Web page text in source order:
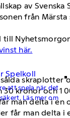
Spelkoll
att spela när det
Läs mer om
av
från
här.
skraplotter
30 kronor och 1
man delta i
får man delta i